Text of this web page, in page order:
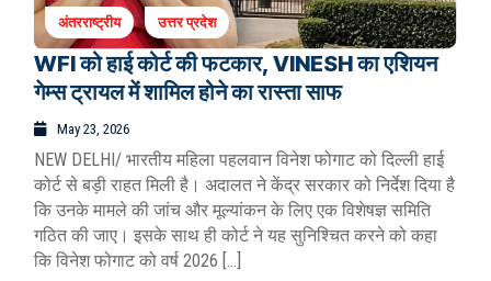
अंतरराष्ट्रीय उत्तर प्रदेश
WFI को हाई कोर्ट की फटकार, VINESH का एशियन
गेम्स ट्रायल में शामिल होने का रास्ता साफ
May 23, 2026
NEW DELHI/ भारतीय महिला पहलवान विनेश फोगाट को दिल्ली हाई
कोर्ट से बड़ी राहत मिली है। अदालत ने केंद्र सरकार को निर्देश दिया है
कि उनके मामले की जांच और मूल्यांकन के लिए एक विशेषज्ञ समिति
गठित की जाए। इसके साथ ही कोर्ट ने यह सुनिश्चित करने को कहा
कि विनेश फोगाट को वर्ष 2026 […]